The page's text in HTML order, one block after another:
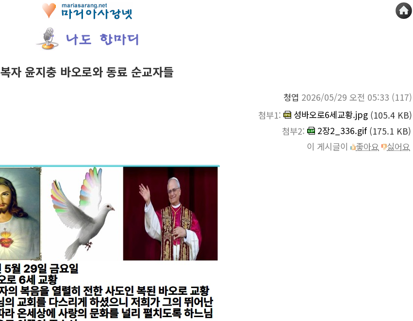
복자 윤지충 바오로와 동료 순교자들
청엽 2026/05/29 오전 05:33 (117)
첨부1:
성바오로6세교황.jpg (105.4 KB)
첨부2:
2장2_336.gif (175.1 KB)
이 게시글이
좋아요 싫어요